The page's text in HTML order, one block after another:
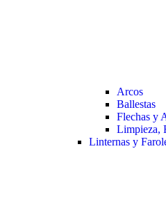
Arcos
Ballestas
Flechas y
Limpieza,
Linternas y